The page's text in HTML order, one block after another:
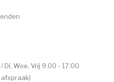
Di, Woe, Vrij 9.00 - 17:00